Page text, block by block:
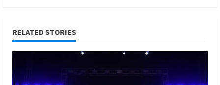
RELATED STORIES